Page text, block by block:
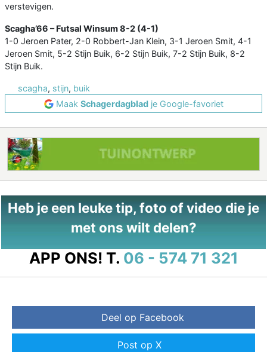
verstevigen.
Scagha’66 – Futsal Winsum 8-2 (4-1)
1-0 Jeroen Pater, 2-0 Robbert-Jan Klein, 3-1 Jeroen Smit, 4-1
Jeroen Smit, 5-2 Stijn Buik, 6-2 Stijn Buik, 7-2 Stijn Buik, 8-2
Stijn Buik.
scagha, stijn, buik
Maak Schagerdagbladje Google-favoriet
Heb je een leuke tip, foto of video die je
met ons wilt delen?
APP ONS! T. 06 - 574 71 321
Deel op Facebook
Post op X